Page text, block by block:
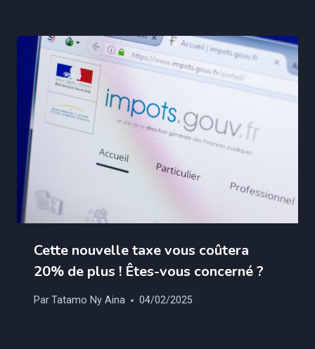
Cette nouvelle taxe vous coûtera
20% de plus ! Êtes-vous concerné ?
ParTatamo Ny Aina 04/02/2025